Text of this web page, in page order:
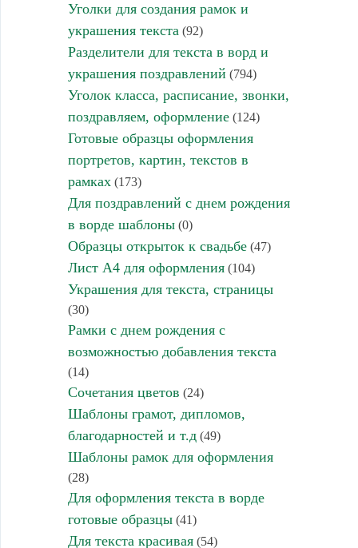
Уголки для создания рамок и
украшения текста (92)
Разделители для текста в ворд и
украшения поздравлений (794)
Уголок класса, расписание, звонки,
поздравляем, оформление(124)
Готовые образцы оформления
портретов, картин, текстов в
рамках(173)
Для поздравлений с днем рождения
в ворде шаблоны(0)
Образцы открыток к свадьбе(47)
Лист А4 для оформления(104)
Украшения для текста, страницы
(30)
Рамки с днем рождения с
возможностью добавления текста
(14)
Сочетания цветов (24)
Шаблоны грамот, дипломов,
благодарностей и т.д(49)
Шаблоны рамок для оформления
(28)
Для оформления текста в ворде
готовые образцы(41)
Для текста красивая(54)